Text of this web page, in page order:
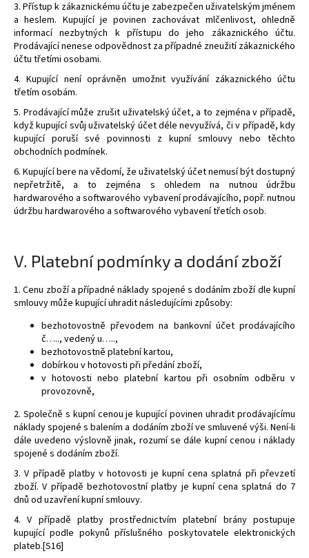
3. Přístup k zákaznickému účtu je zabezpečen uživatelským jménem
a heslem. Kupující je povinen zachovávat mlčenlivost, ohledně
informací nezbytných k přístupu do jeho zákaznického účtu.
Prodávající nenese odpovědnost za případné zneužití zákaznického
účtu třetími osobami.
4. Kupující není oprávněn umožnit využívání zákaznického účtu
třetím osobám.
5. Prodávající může zrušit uživatelský účet, a to zejména v případě,
když kupující svůj uživatelský účet déle nevyužívá, či v případě, kdy
kupující poruší své povinnosti z kupní smlouvy nebo těchto
obchodních podmínek.
6. Kupující bere na vědomí, že uživatelský účet nemusí být dostupný
nepřetržitě, a to zejména s ohledem na nutnou údržbu
hardwarového a softwarového vybavení prodávajícího, popř. nutnou
údržbu hardwarového a softwarového vybavení třetích osob.
V. Platební podmínky a dodání zboží
1. Cenu zboží a případné náklady spojené s dodáním zboží dle kupní
smlouvy může kupující uhradit následujícími způsoby:
bezhotovostně převodem na bankovní účet prodávajícího
č….., vedený u…..,
bezhotovostně platební kartou,
dobírkou v hotovosti při předání zboží,
v hotovosti nebo platební kartou při osobním odběru v
provozovně,
2. Společně s kupní cenou je kupující povinen uhradit prodávajícímu
náklady spojené s balením a dodáním zboží ve smluvené výši. Není-li
dále uvedeno výslovně jinak, rozumí se dále kupní cenou i náklady
spojené s dodáním zboží.
3. V případě platby v hotovosti je kupní cena splatná při převzetí
zboží. V případě bezhotovostní platby je kupní cena splatná do 7
dnů od uzavření kupní smlouvy.
4. V případě platby prostřednictvím platební brány postupuje
kupující podle pokynů příslušného poskytovatele elektronických
plateb.[S16]